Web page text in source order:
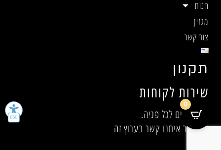
שירות לקוחות
אנו זמינים לכל פניה.
אנא צור איתנו קשר בערוץ זה
חנות
מגזין
צור קשר
תקנון
0